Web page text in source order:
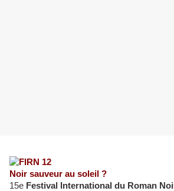
Noir sauveur au soleil ?
15e Festival International du Roman